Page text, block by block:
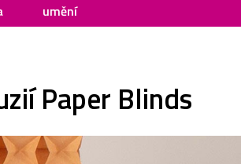
umění
Paper Blinds